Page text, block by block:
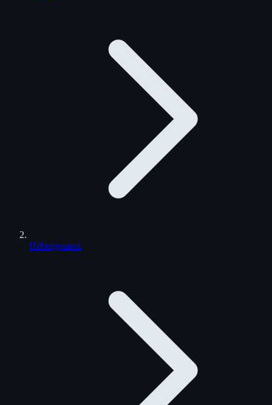
Hébergement